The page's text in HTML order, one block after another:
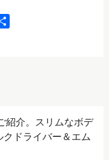
紹介。スリムなボデ
クドライバー＆エム